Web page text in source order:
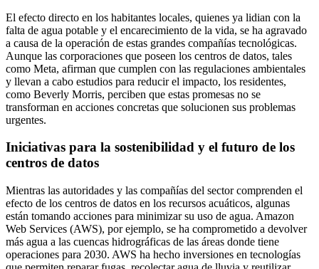
El efecto directo en los habitantes locales, quienes ya lidian con la
falta de agua potable y el encarecimiento de la vida, se ha agravado
a causa de la operación de estas grandes compañías tecnológicas.
Aunque las corporaciones que poseen los centros de datos, tales
como Meta, afirman que cumplen con las regulaciones ambientales
y llevan a cabo estudios para reducir el impacto, los residentes,
como Beverly Morris, perciben que estas promesas no se
transforman en acciones concretas que solucionen sus problemas
urgentes.
Iniciativas para la sostenibilidad y el futuro de los
centros de datos
Mientras las autoridades y las compañías del sector comprenden el
efecto de los centros de datos en los recursos acuáticos, algunas
están tomando acciones para minimizar su uso de agua. Amazon
Web Services (AWS), por ejemplo, se ha comprometido a devolver
más agua a las cuencas hidrográficas de las áreas donde tiene
operaciones para 2030. AWS ha hecho inversiones en tecnologías